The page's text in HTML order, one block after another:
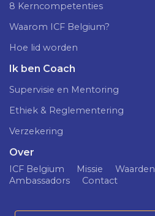
8 Kerncompetenties
Waarom ICF Belgium?
Hoe lid worden
Ik ben Coach
Supervisie en Mentoring
Ethiek & Reglementering
Verzekering
Over
ICF Belgium Missie Waarden
Ambassadors
Contact